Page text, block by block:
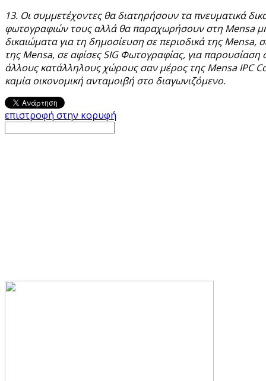
13. Οι συμμετέχοντες θα διατηρήσουν τα πνευματικά
φωτογραφιών τους αλλά θα παραχωρήσουν στη Mensa
δικαιώματα για τη δημοσίευση σε περιοδικά της Mensa,
της Mensa, σε αφίσες SIG Φωτογραφίας, για παρουσίαση
άλλους κατάλληλους χώρους σαν μέρος της Mensa IPC
καμία οικονομική ανταμοιβή στο διαγωνιζόμενο.
επιστροφή στην κορυφή